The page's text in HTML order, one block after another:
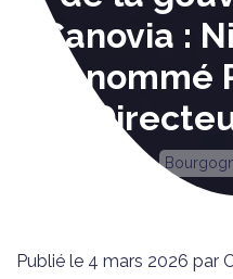
Canovia :
nommé
Publié le 4 mars 2026 par